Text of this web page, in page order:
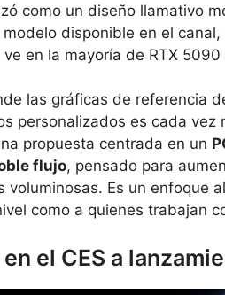
como un diseño llamativo
disponible en el
en la mayoría de RTX
las gráficas de referencia
personalizados es cada vez
propuesta centrada en un
flujo, pensado para
voluminosas. Es un enfoque
como a quienes trabajan
el CES a